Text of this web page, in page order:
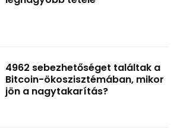
4962 sebezhetőséget találtak a
Bitcoin-ökoszisztémában, mikor
jön a nagytakarítás?